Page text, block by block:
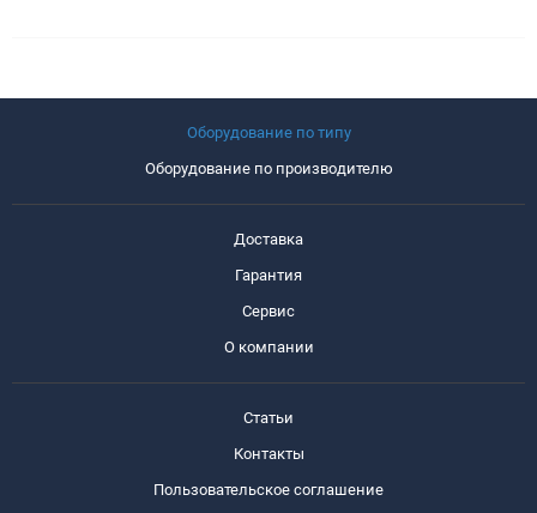
Оборудование по типу
Оборудование по производителю
Доставка
Гарантия
Сервис
О компании
Статьи
Контакты
Пользовательское соглашение